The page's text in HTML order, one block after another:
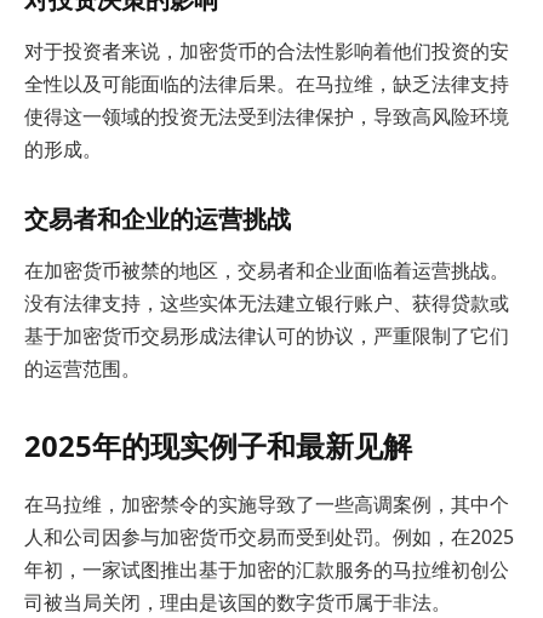
对于投资者来说，加密货币的合法性影响着他们投资的安
全性以及可能面临的法律后果。在马拉维，缺乏法律支持
使得这一领域的投资无法受到法律保护，导致高风险环境
的形成。
交易者和企业的运营挑战
在加密货币被禁的地区，交易者和企业面临着运营挑战。
没有法律支持，这些实体无法建立银行账户、获得贷款或
基于加密货币交易形成法律认可的协议，严重限制了它们
的运营范围。
2025年的现实例子和最新见解
在马拉维，加密禁令的实施导致了一些高调案例，其中个
人和公司因参与加密货币交易而受到处罚。例如，在2025
年初，一家试图推出基于加密的汇款服务的马拉维初创公
司被当局关闭，理由是该国的数字货币属于非法。